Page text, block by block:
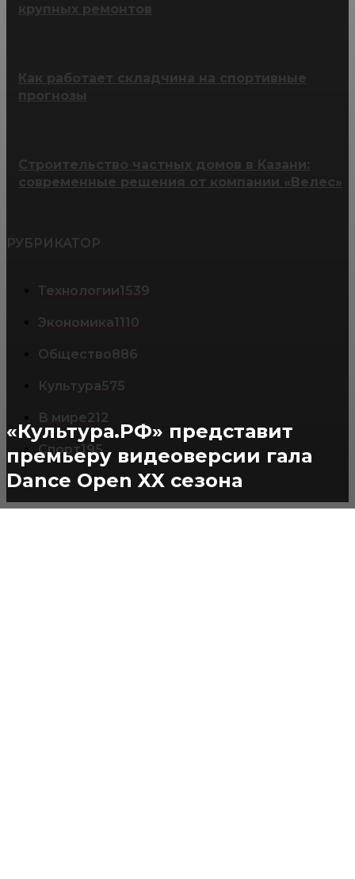
«Культура.РФ» представит
премьеру видеоверсии гала
Dance Open XX сезона
крупных ремонтов
Как работает складчина на спортивные
прогнозы
Строительство частных домов в Казани:
современные решения от компании «Велес»
РУБРИКАТОР
Технологии1539
Экономика1110
Общество886
Культура575
В мире212
Спорт195